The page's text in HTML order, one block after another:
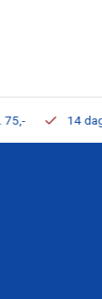
14 dagen